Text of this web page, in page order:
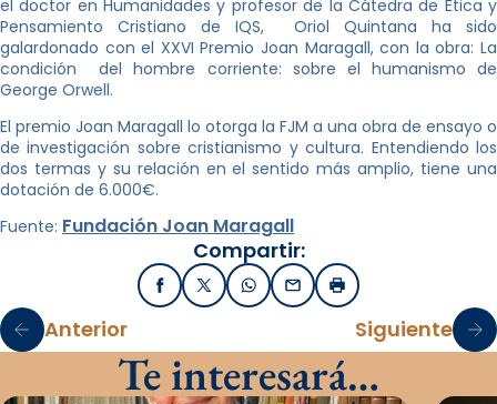
el doctor en Humanidades y profesor de la Cátedra de Ética y
Pensamiento Cristiano de IQS, Oriol Quintana ha sido
galardonado con el XXVI Premio Joan Maragall, con la obra: La
condición del hombre corriente: sobre el humanismo de
George Orwell.
El premio Joan Maragall lo otorga la FJM a una obra de ensayo o
de investigación sobre cristianismo y cultura. Entendiendo los
dos termas y su relación en el sentido más amplio, tiene una
dotación de 6.000€.
Fuente: Fundación Joan Maragall
Compartir:
FacebookX / TwitterWhatsApp
EmailImprimir
Anterior Siguiente
Te interesará…